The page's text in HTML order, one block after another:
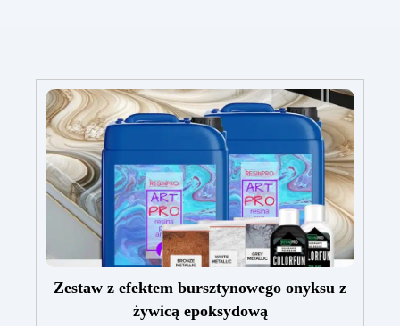
Zestaw z efektem bursztynowego onyksu z
żywicą epoksydową